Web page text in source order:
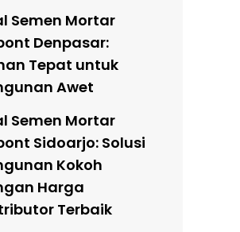
Semen Mortar
Denpasar:
Tepat untuk
Awet
Semen Mortar
Sidoarjo: Solusi
Kokoh
Harga
Terbaik